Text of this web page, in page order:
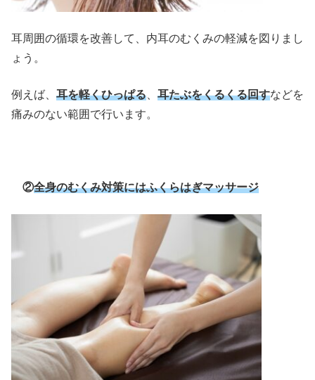
耳周囲の循環を改善して、内耳のむくみの軽減を図りまし
ょう。
例えば、 耳を軽くひっぱる 耳たぶをくるくる回すなどを
痛みのない範囲で行います。
②全身のむくみ対策にはふくらはぎマッサージ